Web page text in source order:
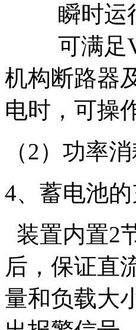
瞬时运行
可满足
机构断路器
电时，可操
（2）功率
4、蓄电池
装置内置2
后，保证直
量和负载大